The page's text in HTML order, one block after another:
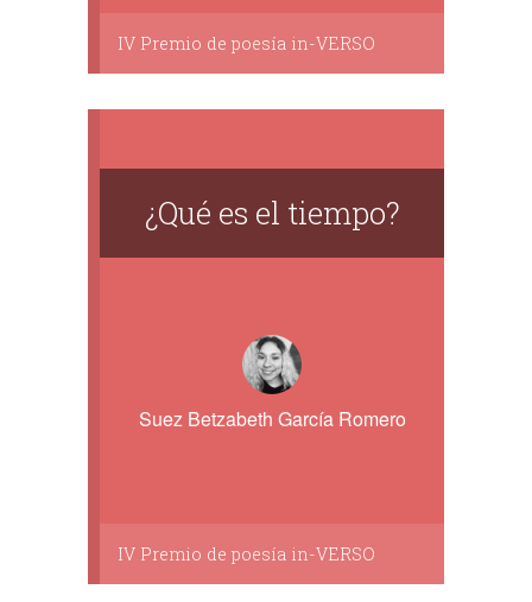
IV Premio de poesía in-VERSO
¿Qué es el tiempo?
Suez Betzabeth García Romero
IV Premio de poesía in-VERSO